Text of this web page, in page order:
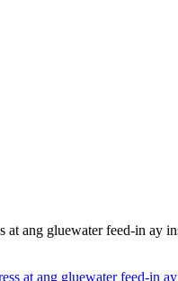
at ang gluewater feed-in ay